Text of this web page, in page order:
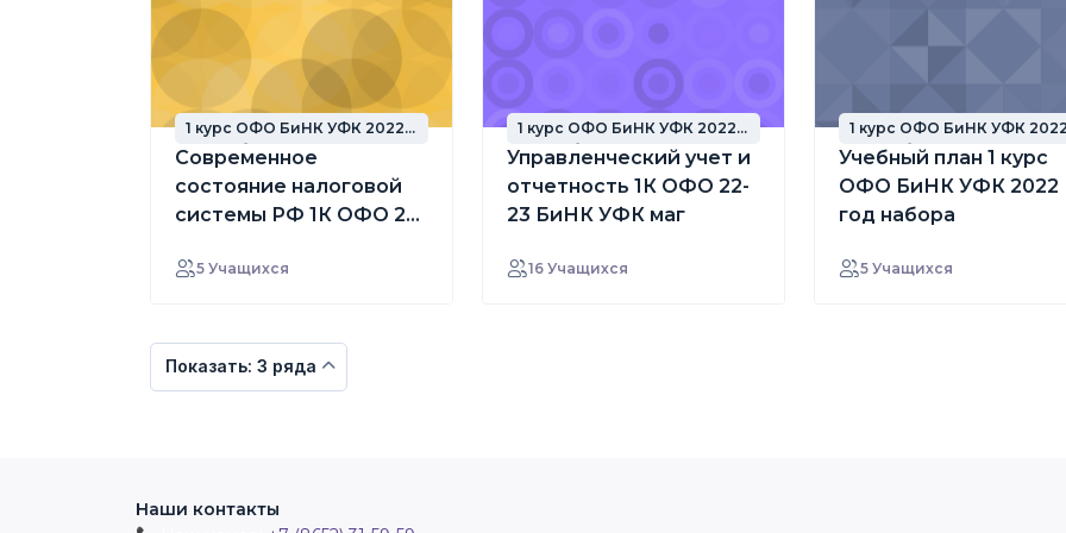
1 курс ОФО БиНК УФК 2022
год набора
Современное
состояние налоговой
системы РФ 1К ОФО 22-
5 Учащихся
1 курс ОФО БиНК УФК 2022
год набора
Управленческий учет и
отчетность 1К ОФО 22-
23 БиНК УФК маг
16 Учащихся
1 курс ОФО БиНК УФК
год набора
Учебный план 1 курс
ОФО БиНК УФК 2022
год набора
5 Учащихся
Показать: 3 ряда
Наши контакты